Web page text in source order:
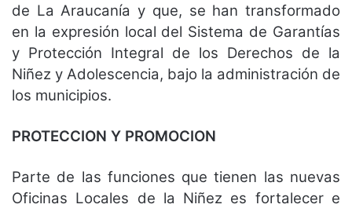
de La Araucanía y que, se han transformado
en la expresión local del Sistema de Garantías
y Protección Integral de los Derechos de la
Niñez y Adolescencia, bajo la administración de
los municipios.
PROTECCION Y PROMOCION
Parte de las funciones que tienen las nuevas
Oficinas Locales de la Niñez es fortalecer e